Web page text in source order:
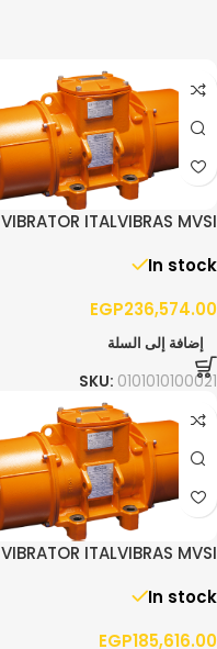
VIBRATOR ITALVIBRAS MVSI
In stock
EGP236,574.00
إضافة إلى السلة
SKU: 0101010100021
VIBRATOR ITALVIBRAS MVSI
In stock
EGP185,616.00